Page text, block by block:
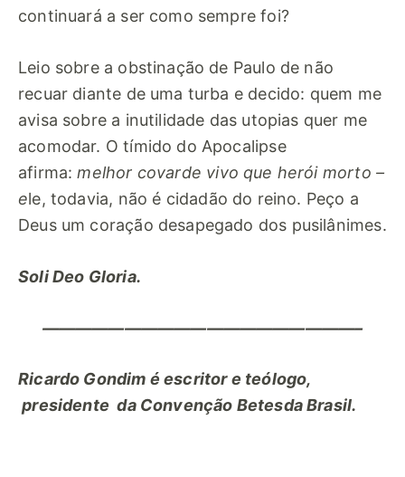
continuará a ser como sempre foi?
Leio sobre a obstinação de Paulo de não
recuar diante de uma turba e decido: quem me
avisa sobre a inutilidade das utopias quer me
acomodar. O tímido do Apocalipse
afirma:melhor covarde vivo que herói morto –
ele, todavia, não é cidadão do reino. Peço a
Deus um coração desapegado dos pusilânimes.
Soli Deo Gloria.
———————————————————–
Ricardo Gondim é escritor e teólogo,
presidente da Convenção Betesda Brasil.